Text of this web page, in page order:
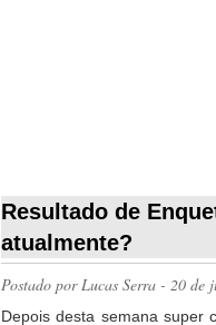
Resultado de
atualmente?
Postado porLucas Serra - 20 de
Depois desta semana super